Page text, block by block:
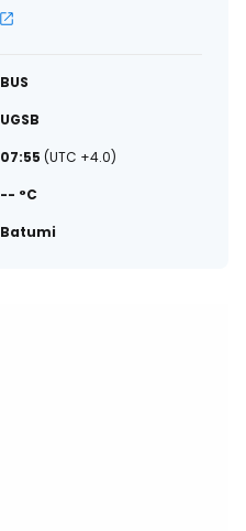
BUS
UGSB
07:55 (UTC +4.0)
-- °C
Batumi